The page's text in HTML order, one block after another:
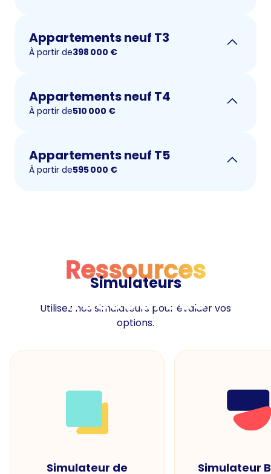
Appartements neuf T3
À partir de398 000 €
Appartements neuf T4
À partir de510 000 €
Appartements neuf T5
À partir de595 000 €
Ressources
Ressources
Simulateurs
Utilisez nos simulateurs pour évaluer vos
options.
Simulateur de Simulateur